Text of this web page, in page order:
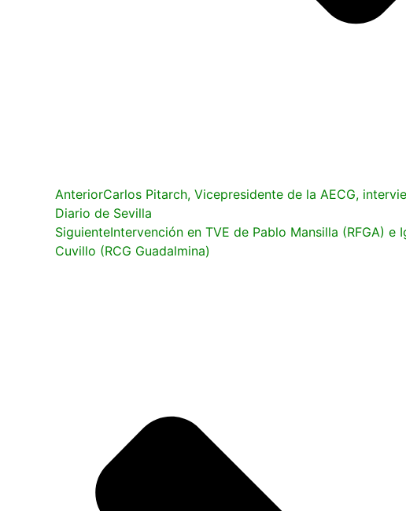
AnteriorCarlos Pitarch, Vicepresidente de la AECG,
Diario de Sevilla
SiguienteIntervención en TVE de Pablo Mansilla (RFGA) e
Cuvillo (RCG Guadalmina)